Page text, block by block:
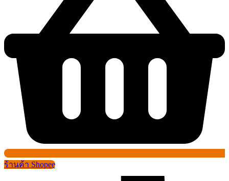
ร้านค้า Shopee